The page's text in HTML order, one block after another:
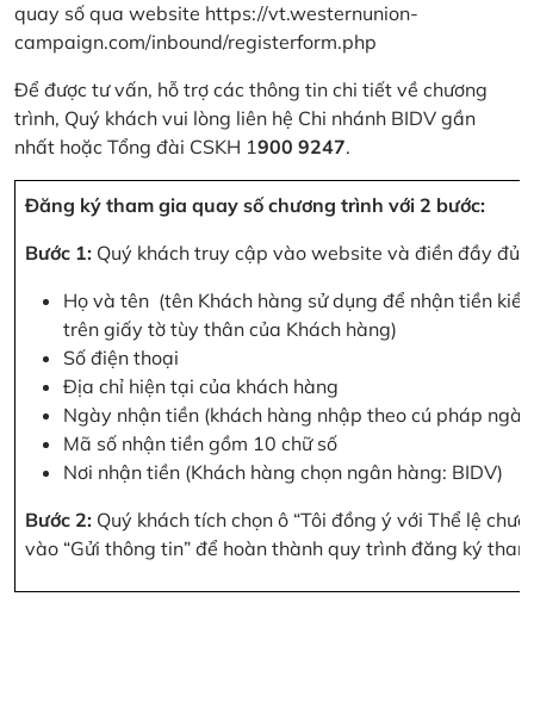
quay số qua website https://vt.westernunion-
campaign.com/inbound/registerform.php
Để được tư vấn, hỗ trợ các thông tin chi tiết về chương
trình, Quý khách vui lòng liên hệ Chi nhánh BIDV gần
nhất hoặc Tổng đài CSKH 1900 9247.
Đăng ký tham gia quay số chương trình với 2 bước:
Bước 1: Quý khách truy cập vào website và điền đầy đủ
Họ và tên (tên Khách hàng sử dụng để nhận tiền
trên giấy tờ tùy thân của Khách hàng)
Số điện thoại
Địa chỉ hiện tại của khách hàng
Ngày nhận tiền (khách hàng nhập theo cú pháp
Mã số nhận tiền gồm 10 chữ số
Nơi nhận tiền (Khách hàng chọn ngân hàng: BIDV)
Bước 2: Quý khách tích chọn ô “Tôi đồng ý với Thể lệ
vào “Gửi thông tin” để hoàn thành quy trình đăng ký